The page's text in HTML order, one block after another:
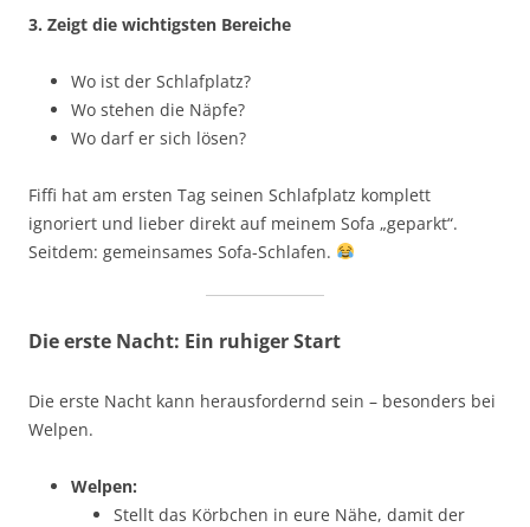
3. Zeigt die wichtigsten Bereiche
Wo ist der Schlafplatz?
Wo stehen die Näpfe?
Wo darf er sich lösen?
Fiffi hat am ersten Tag seinen Schlafplatz komplett
ignoriert und lieber direkt auf meinem Sofa „geparkt“.
Seitdem: gemeinsames Sofa-Schlafen.
Die erste Nacht: Ein ruhiger Start
Die erste Nacht kann herausfordernd sein – besonders bei
Welpen.
Welpen:
Stellt das Körbchen in eure Nähe, damit der